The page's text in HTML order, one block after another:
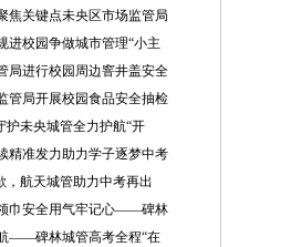
焦关键点未央区市场监管局
进校园争做城市管理“小主
局进行校园周边窨井盖安全
管局开展校园食品安全抽检
护未央城管全力护航“开
精准发力助力学子逐梦中考
，航天城管助力中考再出
巾安全用气牢记心——碑林
——碑林城管高考全程“在